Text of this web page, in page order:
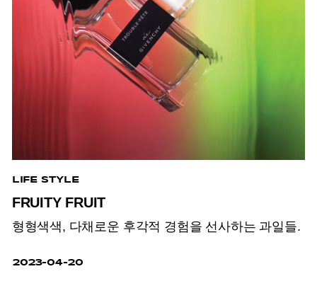
LIFE STYLE
FRUITY FRUIT
형형색색, 다채로운 후각적 경험을 선사하는 과일들.
2023-04-20